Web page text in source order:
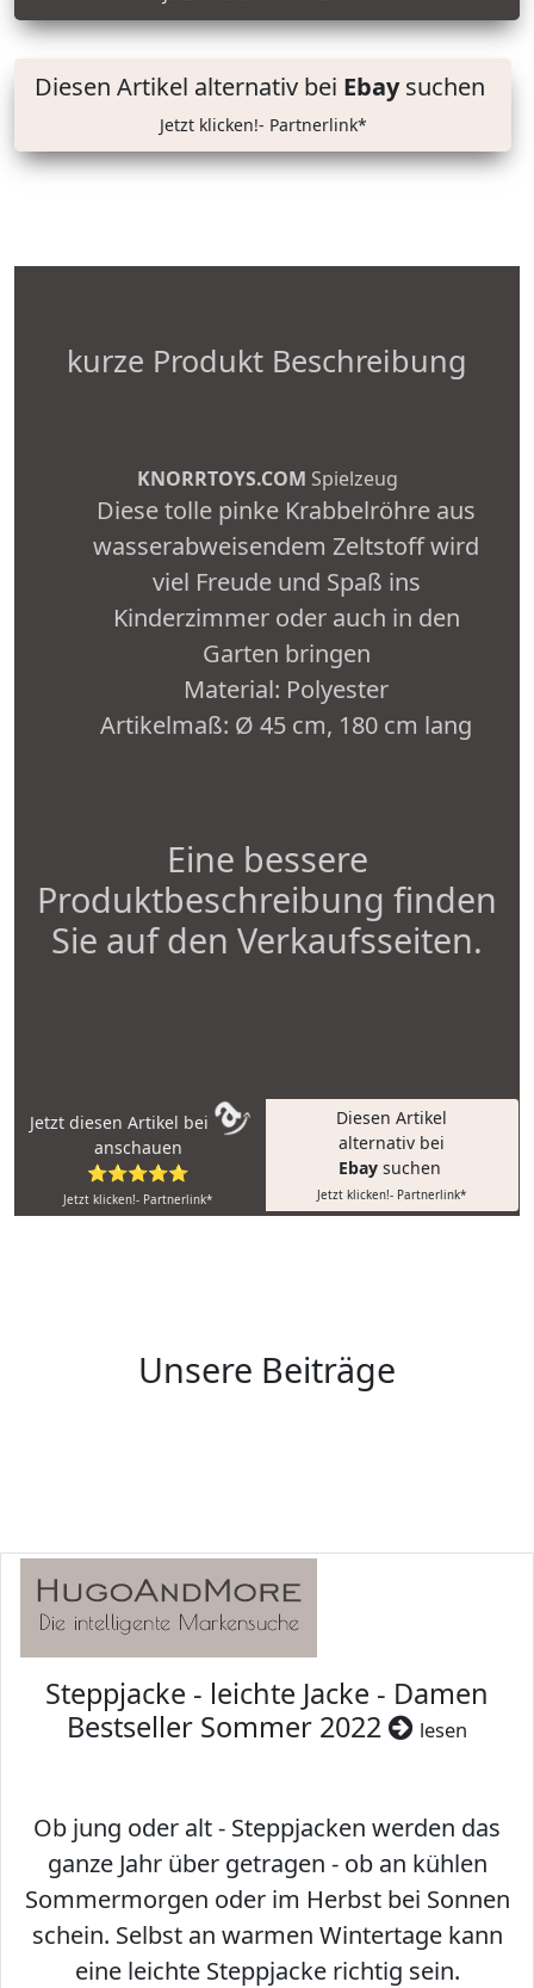
Diesen Artikel alternativ bei Ebaysuchen
Jetzt klicken!- Partnerlink*
kurze Produkt Beschreibung
KNORRTOYS.COM Spielzeug
Diese tolle pinke Krabbelröhre aus
wasserabweisendem Zeltstoff wird
viel Freude und Spaß ins
Kinderzimmer oder auch in den
Garten bringen
Material: Polyester
Artikelmaß: Ø 45 cm, 180 cm lang
Eine bessere
Produktbeschreibung finden
Sie auf den Verkaufsseiten.
Jetzt diesen Artikel bei
anschauen
⭐⭐⭐⭐⭐
Jetzt klicken!- Partnerlink*
Diesen Artikel
alternativ bei
Ebay suchen
Jetzt klicken!- Partnerlink*
Unsere Beiträge
Steppjacke - leichte Jacke - Damen
Bestseller Sommer 2022
lesen
Ob jung oder alt - Steppjacken werden das
ganze Jahr über getragen - ob an kühlen
Sommermorgen oder im Herbst bei Sonnen
schein. Selbst an warmen Wintertage kann
eine leichte Steppjacke richtig sein.